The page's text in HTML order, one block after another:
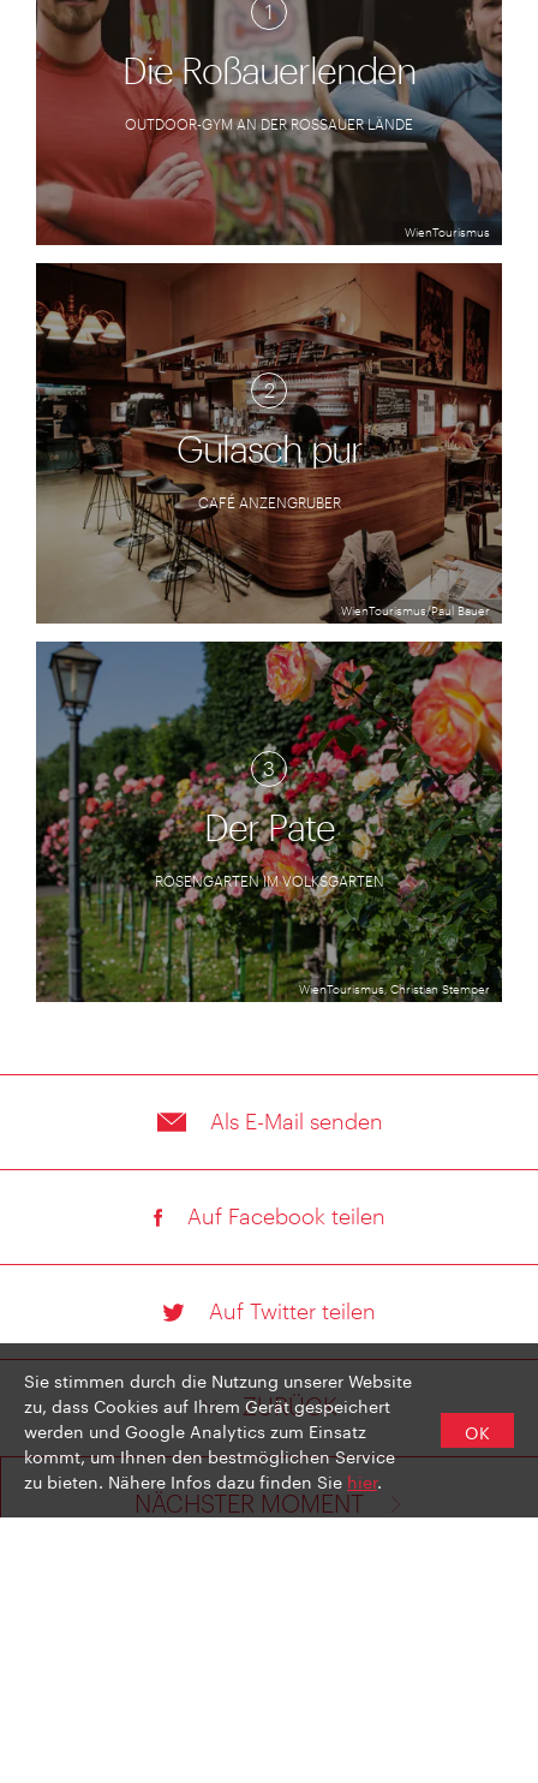
WienTourismus
1
Die Roßauerlenden
OUTDOOR-GYM AN DER ROSSAUER LÄNDE
WienTourismus/Paul Bauer
2
Gulasch pur
CAFÉ ANZENGRUBER
WienTourismus, Christian Stemper
3
Der Pate
ROSENGARTEN IM VOLKSGARTEN
Als E-Mail senden
Auf Facebook teilen
Auf Twitter teilen
ZURÜCK
NÄCHSTER MOMENT
Sie stimmen durch die Nutzung unserer Website
zu, dass Cookies auf Ihrem Gerät gespeichert
werden und Google Analytics zum Einsatz
kommt, um Ihnen den bestmöglichen Service
zu bieten. Nähere Infos dazu finden Sie hier.
OK